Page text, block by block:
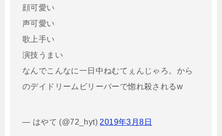
顔可愛い
声可愛い
歌上手い
演技うまい
なんでこんなに一日中ねむてぇんじゃろ。から
のデイドリームビリーバーで惚れ殺されるw
— はやて (@72_hyt) 2019年3月8日